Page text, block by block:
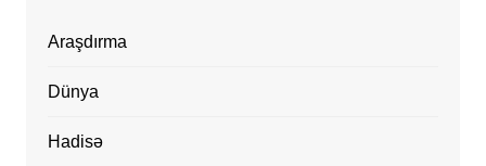
Araşdırma
Dünya
Hadisə